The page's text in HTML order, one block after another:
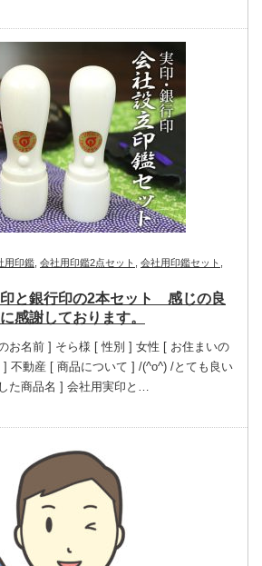
用印鑑 会社用印鑑2点セット 会社用印鑑セット
と銀行印の2本セット 感じの良
感謝しております。
お名前 ] そら様 [ 性別 ] 女性 [ お住まいの
不動産 [ 商品について ] /(^o^) /とても良い
た商品名 ] 会社用実印と…